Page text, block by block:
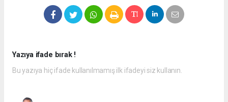
Yazıya ifade bırak !
Bu yazıya hiç ifade kullanılmamış ilk ifadeyi siz kullanın.